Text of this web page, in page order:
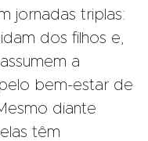
jornadas triplas:
dos filhos e,
a
bem-estar de
diante
têm